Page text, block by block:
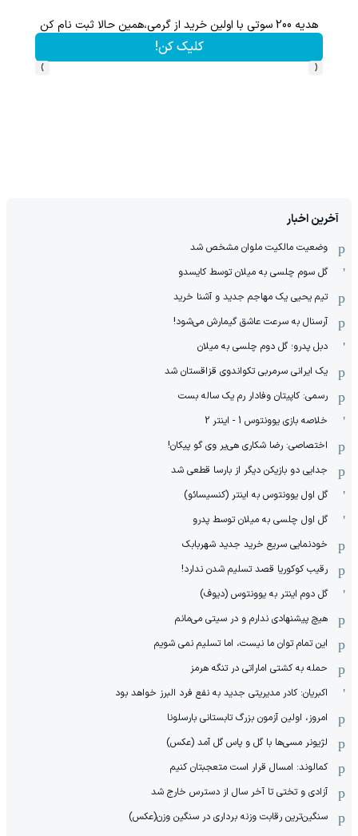
هدیه 200 سوتی با اولین خرید از گرمی،همین حالا ثبت نام کن
کلیک کن!
‹
›
آخرین اخبار
وضعیت مالکیت ملوان مشخص شد
گل سوم چلسی به میلان توسط کایسدو
تیم یحیی یک مهاجم جدید و آشنا خرید
آرسنال به سرعت عاشق گیمارش می‌شود!
دبل پدرو؛ گل دوم چلسی به میلان
یک ایرانی سرمربی تکواندوی قزاقستان شد
رسمی: کاپیتان وفادار رم یک ساله بست
خلاصه بازی یوونتوس 1 - اینتر 2
اختصاصی: رضا شکاری هی‌یر وی‌ گو پیکان!
جدایی دو بازیکن دیگر از بارسا قطعی شد
گل اول یوونتوس به اینتر (کنسیسائو)
گل اول چلسی به میلان توسط پدرو
خودنمایی سریع خرید جدید شهربابک
رقیب کوکوریا قصد تسلیم شدن ندارد!
گل دوم اینتر به یوونتوس (دیوف)
هیچ پیشنهادی ندارم و در سیتی می‌مانم
این تمام توان ما نیست، اما تسلیم نمی شویم
حمله به کشتی اماراتی در تنگه هرمز
اکبریان: کادر مدیریتی جدید به نفع فرد البرز خواهد بود
امروز، اولین آزمون بزرگ تابستانی بارسلونا
لژیونر مسی‌ها با گل و پاس گل آمد (عکس)
کمالوند: امسال قرار است متعجبتان کنیم
آزادی و تختی تا آخر سال از دسترس خارج شد
سنگین‌ترین رقابت وزنه برداری در سنگین وزن(عکس)